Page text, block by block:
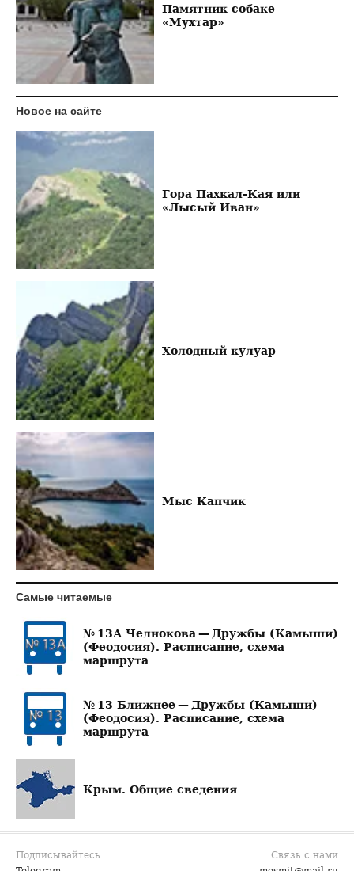
Памятник собаке
«Мухтар»
Новое на сайте
Гора Пахкал-Кая или
«Лысый Иван»
Холодный кулуар
Мыс Капчик
Самые читаемые
№ 13А Челнокова — Дружбы (Камыши)
(Феодосия). Расписание, схема
маршрута
№ 13 Ближнее — Дружбы (Камыши)
(Феодосия). Расписание, схема
маршрута
Крым. Общие сведения
Подписывайтесь
Связь с нами